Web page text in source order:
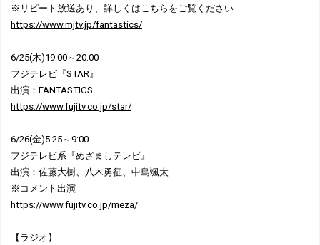
※リピート放送あり、詳しくはこちらをご覧ください
https://www.mjtv.jp/fantastics/
6/25(木)19:00～20:00
フジテレビ『STAR』
出演：FANTASTICS
https://www.fujitv.co.jp/star/
6/26(金)5:25～9:00
フジテレビ系『めざましテレビ』
出演：佐藤大樹、八木勇征、中島颯太
※コメント出演
https://www.fujitv.co.jp/meza/
【ラジオ】